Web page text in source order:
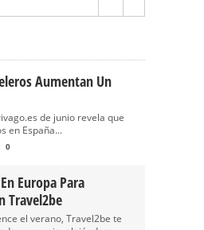
Aumentan Un
de junio revela que
en España...
0
Europa Para
Travel2be
el verano, Travel2be te